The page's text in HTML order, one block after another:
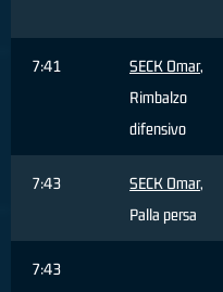
7:41 SECK Omar,
Rimbalzo
difensivo
7:43 SECK Omar,
Palla persa
7:43